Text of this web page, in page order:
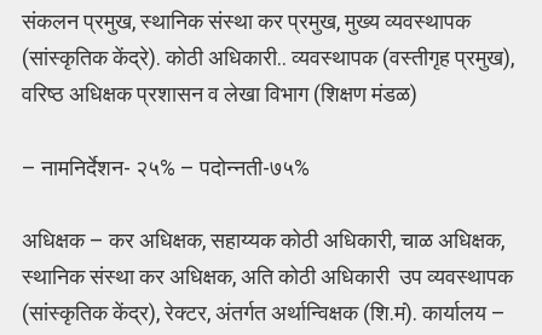
संकलन प्रमुख, स्थानिक संस्था कर प्रमुख, मुख्य व्यवस्थापक
(सांस्कृतिक केंद्रे). कोठी अधिकारी.. व्यवस्थापक (वस्तीगृह प्रमुख),
वरिष्ठ अधिक्षक प्रशासन व लेखा विभाग (शिक्षण मंडळ)
– नामनिर्देशन- २५% – पदोन्नती-७५%
अधिक्षक – कर अधिक्षक, सहाय्यक कोठी अधिकारी, चाळ अधिक्षक,
स्थानिक संस्था कर अधिक्षक, अति कोठी अधिकारी उप व्यवस्थापक
(सांस्कृतिक केंद्र), रेक्टर, अंतर्गत अर्थान्विक्षक (शि.मं). कार्यालय –